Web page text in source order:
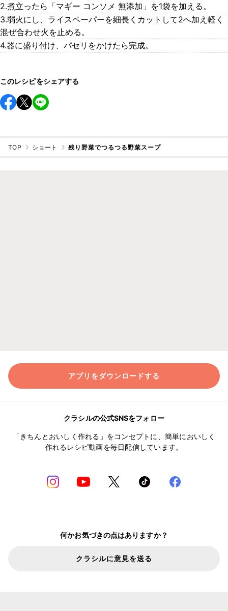
2.煮立ったら「マギー コンソメ 無添加」を1袋を加える。
3.弱火にし、ライスペーパーを細長くカットして2へ加え軽く
混ぜ合わせ火を止める。
4.器に盛り付け、パセリをかけたら完成。
このレシピをシェアする
TOP ショート 残り野菜でつるつる野菜スープ
アプリをダウンロードする
クラシルの公式SNSをフォロー
「きちんとおいしく作れる」をコンセプトに、簡単においしく
作れるレシピ動画を毎日配信しています。
何かお気づきの点はありますか？
クラシルに意見を送る